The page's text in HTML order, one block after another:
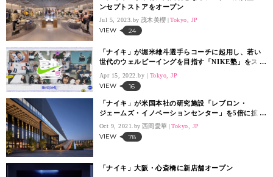
ンセプトストアをオープン
Jul 5, 2023. 茂木美櫻 Tokyo, JP
VIEW 24
「ナイキ」が堀米雄斗選手らコーチに起用し、若い
世代のウェルビーイングを目指す「NIKE塾」をス
Apr 15, 2022. Tokyo, JP
VIEW 16
「ナイキ」が米国本社の研究施設「レブロン・
ジェームズ・イノベーションセンター」を5倍に拡
張 施設内の動画も公開
Oct 9, 2021. 西岡愛華 Tokyo, JP
VIEW 78
「ナイキ」大阪・心斎橋に新店舗オープン